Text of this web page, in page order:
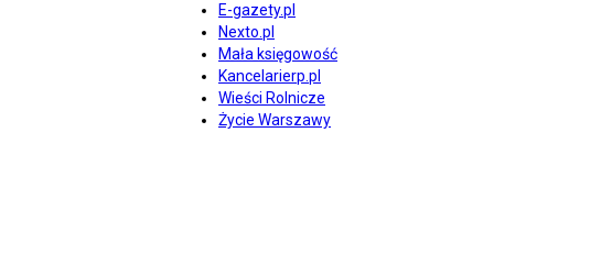
E-gazety.pl
Nexto.pl
Mała księgowość
Kancelarierp.pl
Wieści Rolnicze
Życie Warszawy